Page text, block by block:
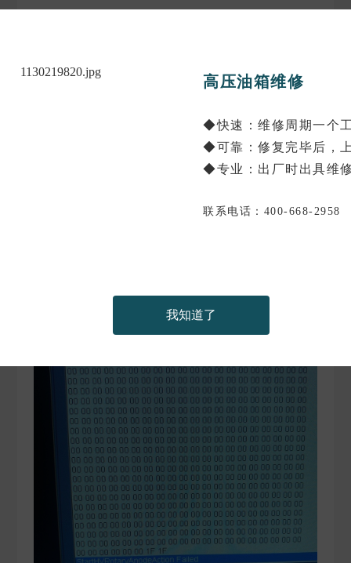
进行的测试，表明无法启动旋转阳极，在这种情况
高压油箱维修
◆快速：维修周期一个
◆可靠：修复完毕后，
◆专业：出厂时出具维
联系电话：400-668-2958
我知道了